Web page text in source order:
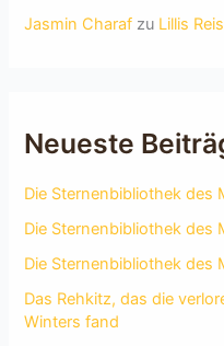
Jasmin Charaf zu Lillis
Neueste
Die Sternenbibliothek des
Die Sternenbibliothek des
Die Sternenbibliothek des
Das Rehkitz, das die
Winters fand